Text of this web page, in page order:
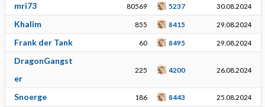
mri73 80569 5237 30.08.2024
Khalim 855 8415 29.08.2024
Frank der Tank 60 8495 29.08.2024
DragonGangst
er
225 4200 26.08.2024
Snoerge 186 8443 25.08.2024